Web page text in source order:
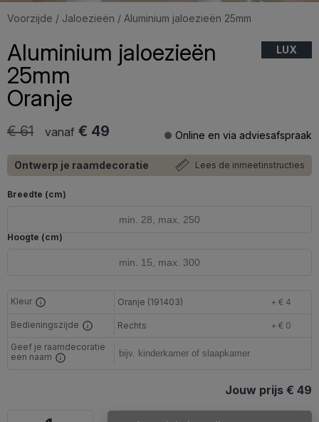
Voorzijde / Jaloezieën / Aluminium jaloezieën 25mm
Aluminium jaloezieën
25mm
Oranje
LUX
vanaf € 49
€ 61 Online en via adviesafspraak
Ontwerp je raamdecoratie Lees de inmeetinstructies
Breedte (cm)
Hoogte (cm)
Kleur Oranje (191403) + € 4
Bedieningszijde Rechts
+ € 0
Geef je raamdecoratie
een naam
Jouw prijs € 49